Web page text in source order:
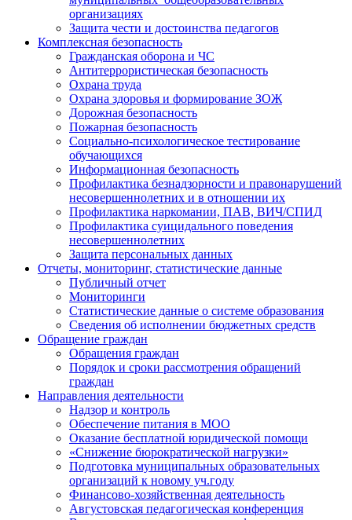
организациях
Защита чести и достоинства педагогов
Комплексная безопасность
Гражданская оборона и ЧС
Антитеррористическая безопасность
Охрана труда
Охрана здоровья и формирование ЗОЖ
Дорожная безопасность
Пожарная безопасность
Социально-психологическое тестирование
обучающихся
Информационная безопасность
Профилактика безнадзорности и правонарушений
несовершеннолетних и в отношении их
Профилактика наркомании, ПАВ, ВИЧ/СПИД
Профилактика суицидального поведения
несовершеннолетних
Защита персональных данных
Отчеты, мониторинг, статистические данные
Публичный отчет
Мониторинги
Статистические данные о системе образования
Сведения об исполнении бюджетных средств
Обращение граждан
Обращения граждан
Порядок и сроки рассмотрения обращений
граждан
Направления деятельности
Надзор и контроль
Обеспечение питания в МОО
Оказание бесплатной юридической помощи
«Снижение бюрократической нагрузки»
Подготовка муниципальных образовательных
организаций к новому уч.году
Финансово-хозяйственная деятельность
Августовская педагогическая конференция